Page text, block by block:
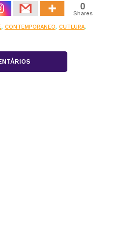
0
Shares
, CONTEMPORANEO, CUTLURA,